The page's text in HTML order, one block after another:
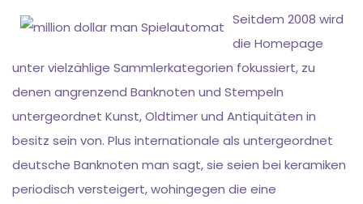
Seitdem 2008 wird
die Homepage
unter vielzählige Sammlerkategorien fokussiert, zu
denen angrenzend Banknoten und Stempeln
untergeordnet Kunst, Oldtimer und Antiquitäten in
besitz sein von. Plus internationale als untergeordnet
deutsche Banknoten man sagt, sie seien bei keramiken
periodisch versteigert, wohingegen die eine